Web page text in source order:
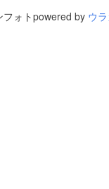
ォトpowered by ウ